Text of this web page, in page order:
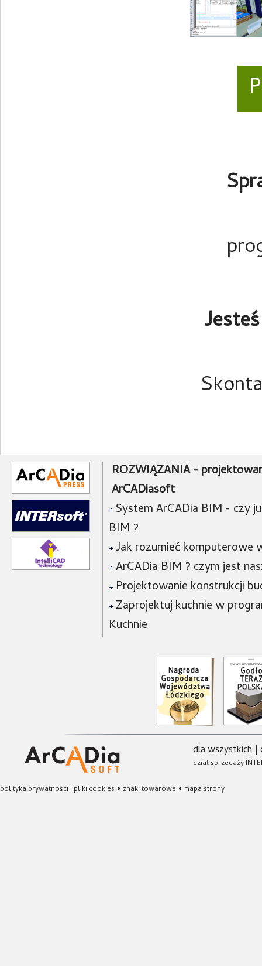
ROZWIĄZANIA -
ArCADiasoft
System ArCADia BIM - czy
BIM ?
Jak rozumieć komputerowe
ArCADia BIM ? czym jest
Projektowanie konstrukcji
Zaprojektuj kuchnie w
Kuchnie
dla wszystkich |
dział sprzedaży
polityka prywatności i pliki cookies • znaki towarowe • mapa strony